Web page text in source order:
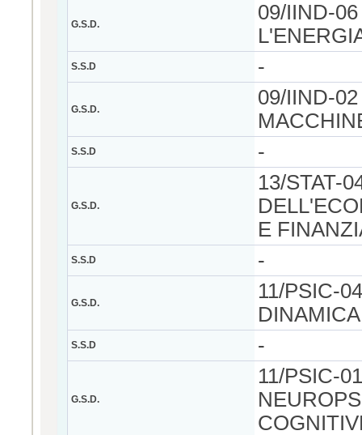
G.S.D.
09/IIND-
S.S.D -
G.S.D.
09/IIND-
S.S.D -
G.S.D.
13/STAT-
E
S.S.D -
G.S.D.
11/PSIC-
DINAMICA
S.S.D -
G.S.D.
11/PSIC-